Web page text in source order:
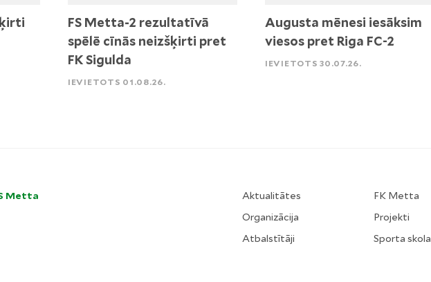
FS Metta-2 rezultatīvā
spēlē cīnās neizšķirti pret
FK Sigulda
IEVIETOTS 01.08.26.
Augusta mēnesi iesāksim
viesos pret Riga FC-2
IEVIETOTS 30.07.26.
Metta
Aktualitātes
Organizācija
Atbalstītāji
FK Metta
Projekti
Sporta skola